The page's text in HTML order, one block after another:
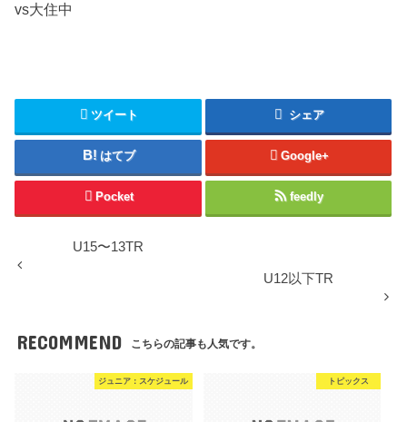
vs大住中
ツイート シェア
はてブ Google+
Pocket feedly
U15〜13TR
U12以下TR
RECOMMEND こちらの記事も人気です。
ジュニア：スケジュール トピックス